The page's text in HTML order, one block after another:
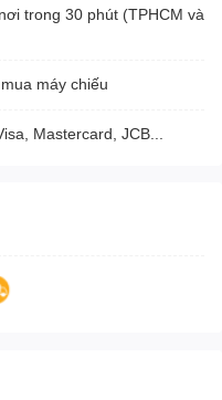
trong 30 phút (TPHCM và
máy chiếu
Mastercard, JCB...